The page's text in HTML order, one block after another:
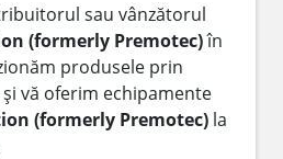
sau vânzătorul
(formerly Premotec)în
produsele prin
vă oferim echipamente
(formerly Premotec) la